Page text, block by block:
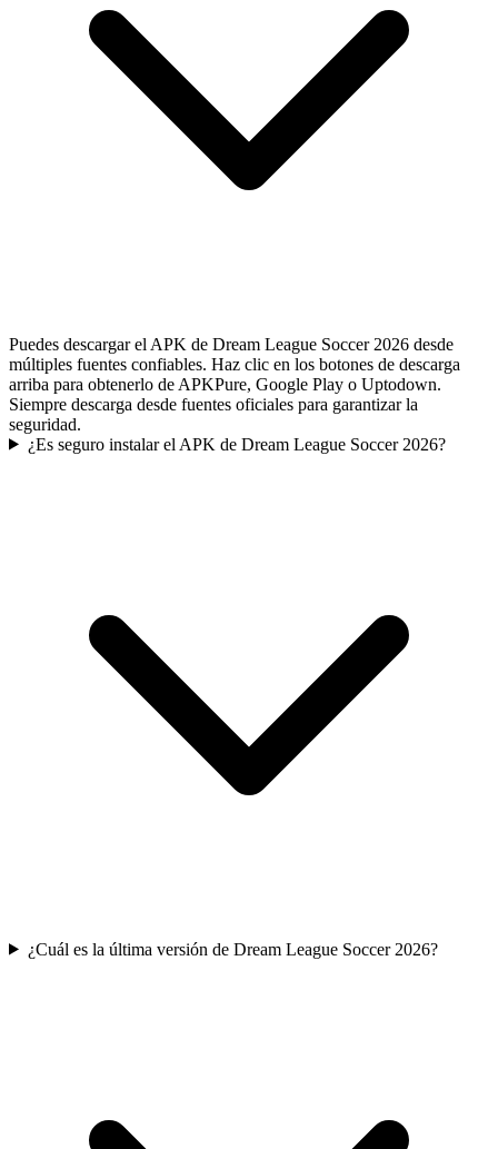
Puedes descargar el APK de Dream League Soccer 2026 desde
múltiples fuentes confiables. Haz clic en los botones de descarga
arriba para obtenerlo de APKPure, Google Play o Uptodown.
Siempre descarga desde fuentes oficiales para garantizar la
seguridad.
¿Es seguro instalar el APK de Dream League Soccer 2026?
¿Cuál es la última versión de Dream League Soccer 2026?